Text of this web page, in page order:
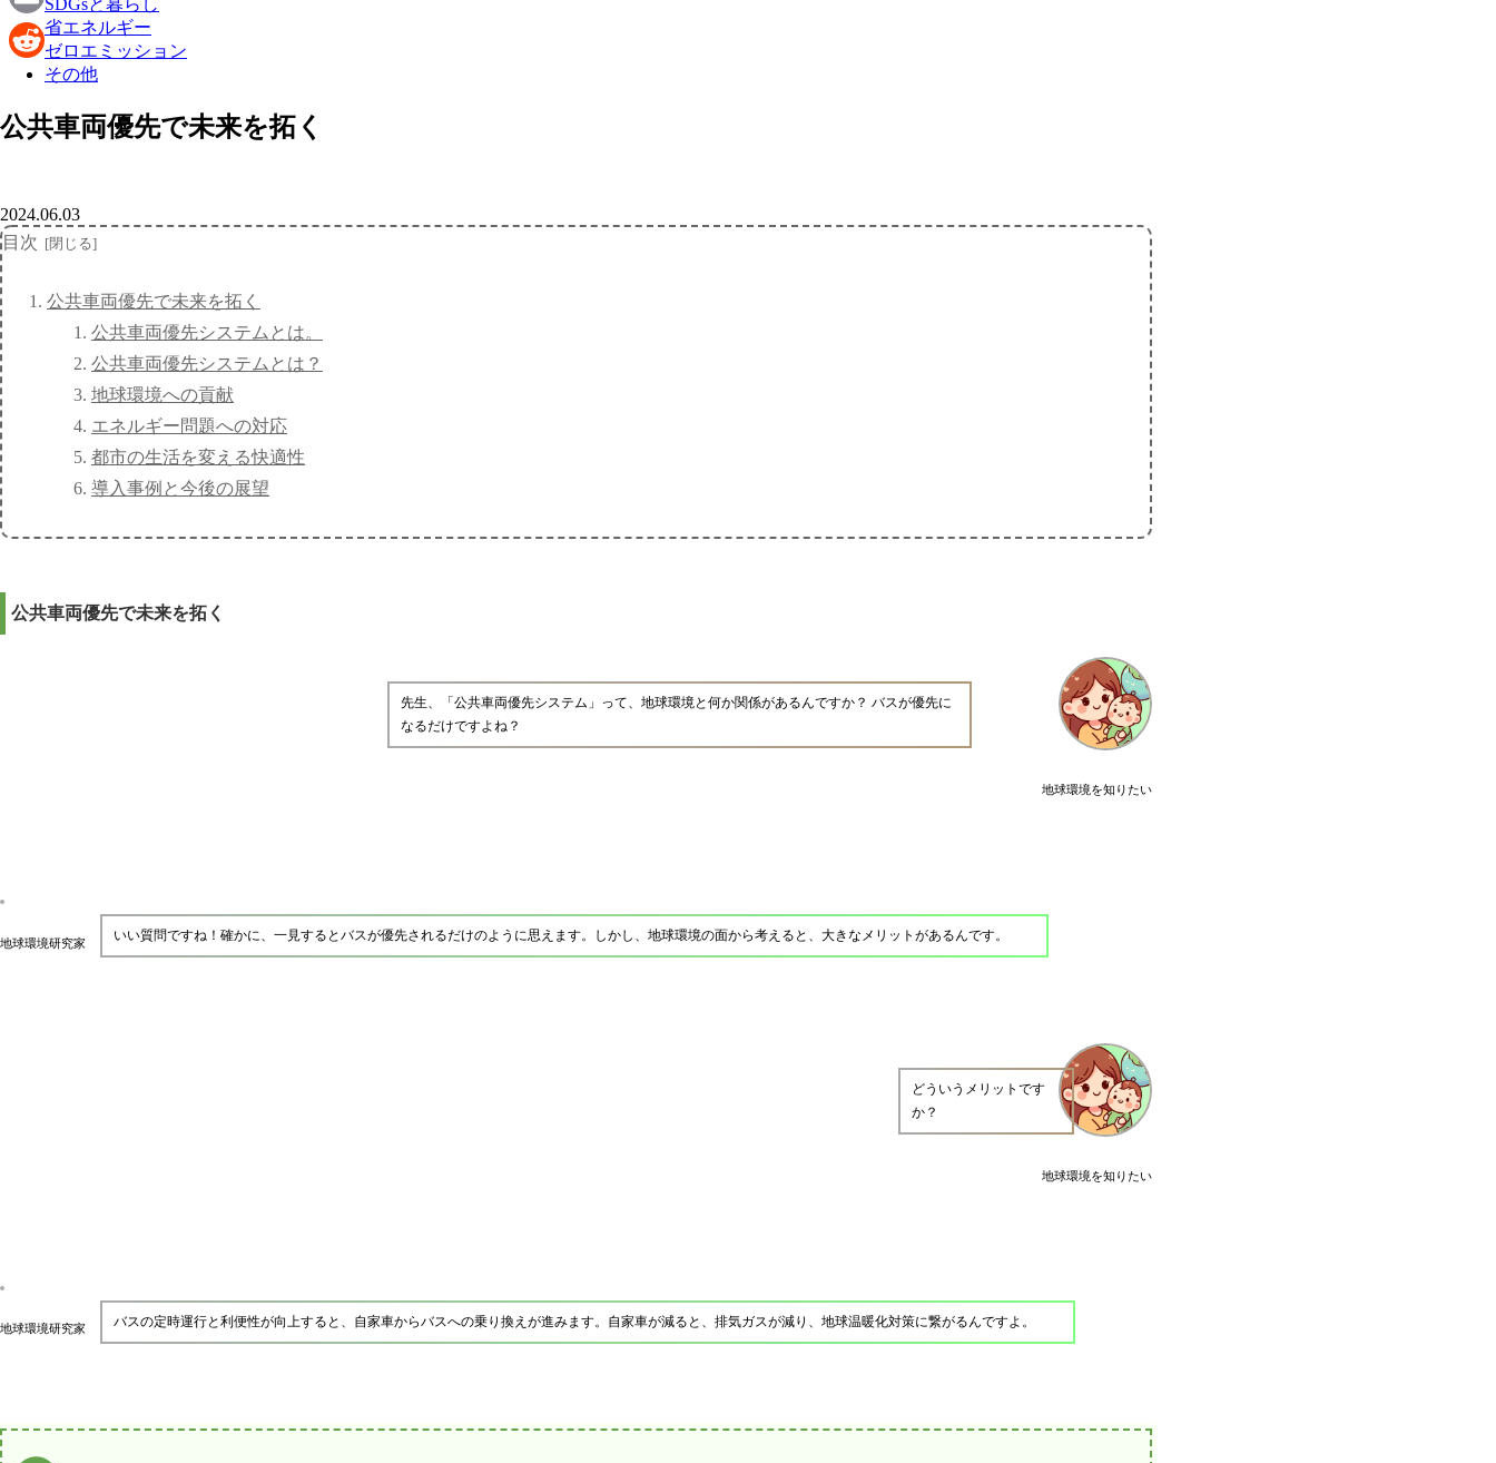
SDGsと暮らし
省エネルギー
ゼロエミッション
その他
公共車両優先で未来を拓く
2024.06.03
目次
公共車両優先で未来を拓く
公共車両優先システムとは。
公共車両優先システムとは？
地球環境への貢献
エネルギー問題への対応
都市の生活を変える快適性
導入事例と今後の展望
公共車両優先で未来を拓く
地球環境を知りたい
先生、「公共車両優先システム」って、地球環境と何か関係があるんですか？ バスが優先に
なるだけですよね？
地球環境研究家 いい質問ですね！確かに、一見するとバスが優先されるだけのように思えます。しかし、地球環境の面から考えると、大きなメリットがあるんです。
地球環境を知りたい
どういうメリットです
か？
地球環境研究家 バスの定時運行と利便性が向上すると、自家車からバスへの乗り換えが進みます。自家車が減ると、排気ガスが減り、地球温暖化対策に繋がるんですよ。
Email
Reddit